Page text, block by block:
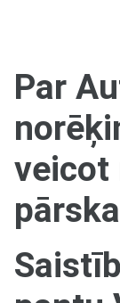
Par
veicot